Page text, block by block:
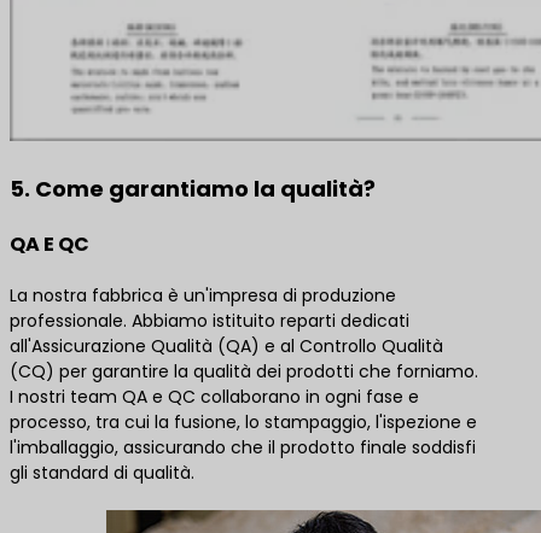
5. Come garantiamo la qualità?
QA E QC
La nostra fabbrica è un'impresa di produzione
professionale. Abbiamo istituito reparti dedicati
all'Assicurazione Qualità (QA) e al Controllo Qualità
(CQ) per garantire la qualità dei prodotti che forniamo.
I nostri team QA e QC collaborano in ogni fase e
processo, tra cui la fusione, lo stampaggio, l'ispezione e
l'imballaggio, assicurando che il prodotto finale soddisfi
gli standard di qualità.